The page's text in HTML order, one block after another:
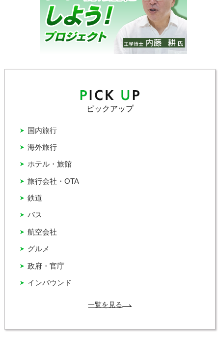
ピックアップ
インバウンド
グルメ
バス
ホテル・旅館
国内旅行
政府・官庁
旅行会社・OTA
海外旅行
航空会社
鉄道
一覧を見る